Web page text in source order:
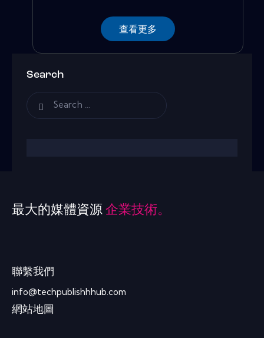
查看更多
Search
最大的媒體資源 企業技術。
聯繫我們
info@techpublishhhub.com
網站地圖